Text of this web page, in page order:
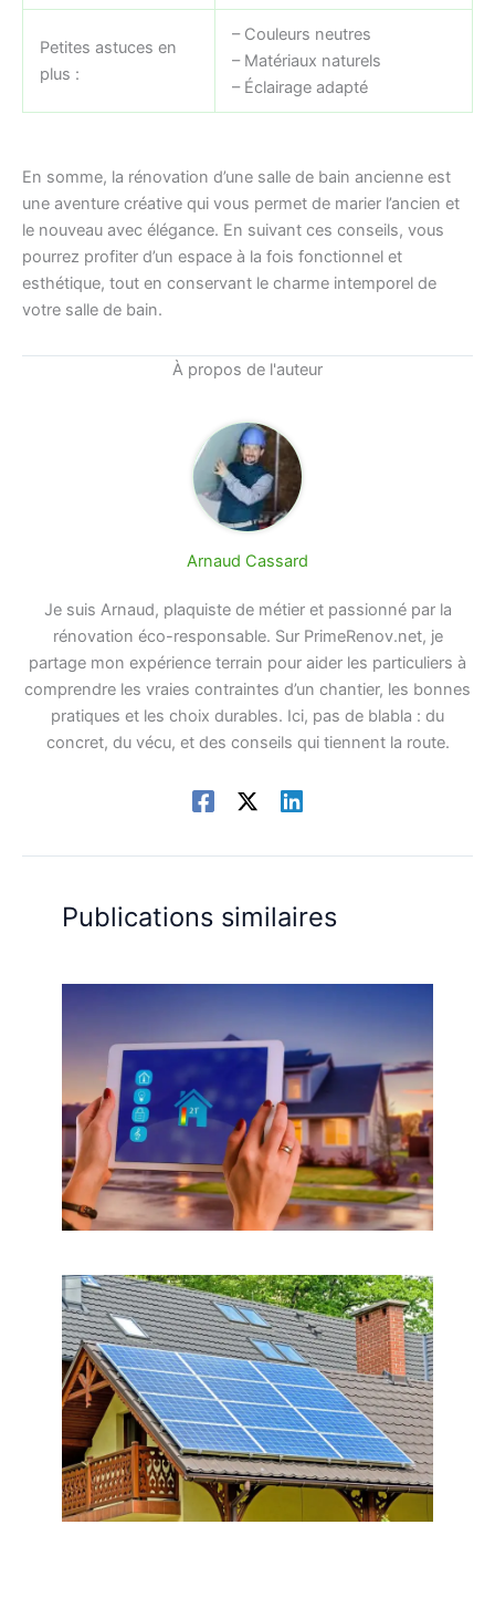
Petites astuces en
plus :
– Couleurs neutres
– Matériaux naturels
– Éclairage adapté
En somme, la rénovation d’une salle de bain ancienne est
une aventure créative qui vous permet de marier l’ancien et
le nouveau avec élégance. En suivant ces conseils, vous
pourrez profiter d’un espace à la fois fonctionnel et
esthétique, tout en conservant le charme intemporel de
votre salle de bain.
À propos de l'auteur
Arnaud Cassard
Je suis Arnaud, plaquiste de métier et passionné par la
rénovation éco-responsable. Sur PrimeRenov.net, je
partage mon expérience terrain pour aider les particuliers à
comprendre les vraies contraintes d’un chantier, les bonnes
pratiques et les choix durables. Ici, pas de blabla : du
concret, du vécu, et des conseils qui tiennent la route.
Publications similaires